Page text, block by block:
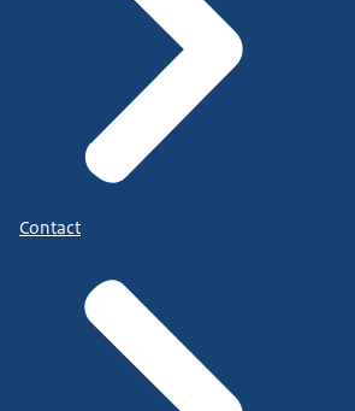
Contact